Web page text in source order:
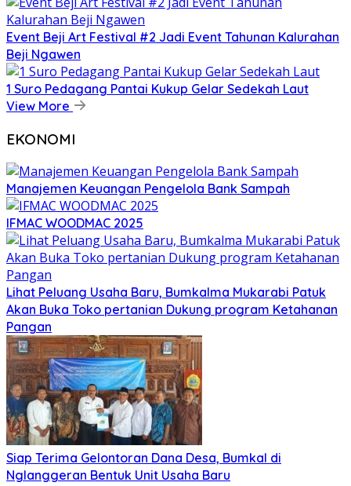
Event Beji Art Festival #2 Jadi Event Tahunan Kalurahan
Beji Ngawen
1 Suro Pedagang Pantai Kukup Gelar Sedekah Laut
View More
EKONOMI
Manajemen Keuangan Pengelola Bank Sampah
IFMAC WOODMAC 2025
Lihat Peluang Usaha Baru, Bumkalma Mukarabi Patuk
Akan Buka Toko pertanian Dukung program Ketahanan
Pangan
Siap Terima Gelontoran Dana Desa, Bumkal di
Nglanggeran Bentuk Unit Usaha Baru